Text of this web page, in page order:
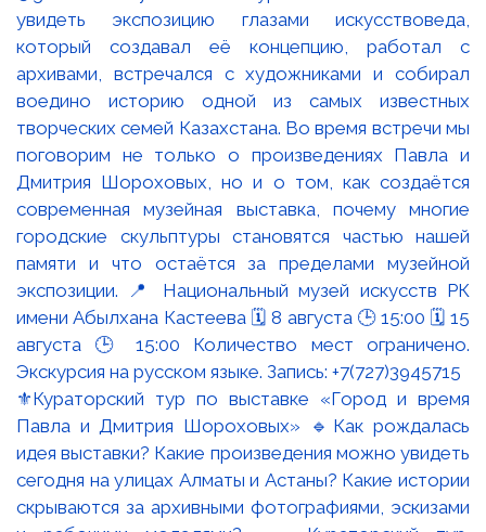
⚜️Кураторский тур по выставке «Город и время
Павла и Дмитрия Шороховых» 🔹Как рождалась
идея выставки? Какие произведения можно увидеть
сегодня на улицах Алматы и Астаны? Какие истории
скрываются за архивными фотографиями, эскизами